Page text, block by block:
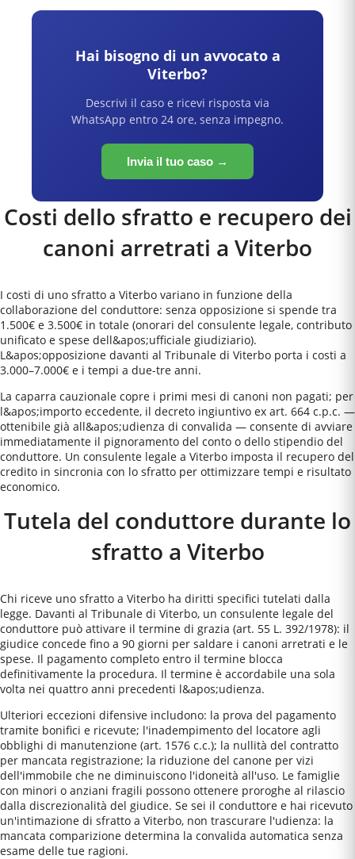
Hai bisogno di un avvocato a
Viterbo?
Descrivi il caso e ricevi risposta via
WhatsApp entro 24 ore, senza impegno.
Invia il tuo caso →
Costi dello sfratto e recupero dei
canoni arretrati a Viterbo
I costi di uno sfratto a Viterbo variano in funzione della
collaborazione del conduttore: senza opposizione si spende tra
1.500€ e 3.500€ in totale (onorari del consulente legale, contributo
unificato e spese dell&apos;ufficiale giudiziario).
L&apos;opposizione davanti al Tribunale di Viterbo porta i costi a
3.000–7.000€ e i tempi a due-tre anni.
La caparra cauzionale copre i primi mesi di canoni non pagati; per
l&apos;importo eccedente, il decreto ingiuntivo ex art. 664 c.p.c. —
ottenibile già all&apos;udienza di convalida — consente di avviare
immediatamente il pignoramento del conto o dello stipendio del
conduttore. Un consulente legale a Viterbo imposta il recupero del
credito in sincronia con lo sfratto per ottimizzare tempi e risultato
economico.
Tutela del conduttore durante lo
sfratto a Viterbo
Chi riceve uno sfratto a Viterbo ha diritti specifici tutelati dalla
legge. Davanti al Tribunale di Viterbo, un consulente legale del
conduttore può attivare il termine di grazia (art. 55 L. 392/1978): il
giudice concede fino a 90 giorni per saldare i canoni arretrati e le
spese. Il pagamento completo entro il termine blocca
definitivamente la procedura. Il termine è accordabile una sola
volta nei quattro anni precedenti l&apos;udienza.
Ulteriori eccezioni difensive includono: la prova del pagamento
tramite bonifici e ricevute; l'inadempimento del locatore agli
obblighi di manutenzione (art. 1576 c.c.); la nullità del contratto
per mancata registrazione; la riduzione del canone per vizi
dell'immobile che ne diminuiscono l'idoneità all'uso. Le famiglie
con minori o anziani fragili possono ottenere proroghe al rilascio
dalla discrezionalità del giudice. Se sei il conduttore e hai ricevuto
un'intimazione di sfratto a Viterbo, non trascurare l'udienza: la
mancata comparizione determina la convalida automatica senza
esame delle tue ragioni.